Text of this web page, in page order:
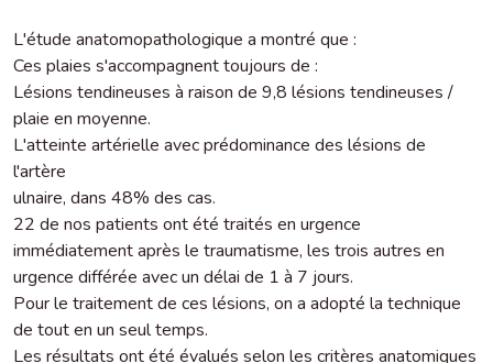
L'étude anatomopathologique a montré que :
Ces plaies s'accompagnent toujours de :
Lésions tendineuses à raison de 9,8 lésions tendineuses /
plaie en moyenne.
L'atteinte artérielle avec prédominance des lésions de
l'artère
ulnaire, dans 48% des cas.
22 de nos patients ont été traités en urgence
immédiatement après le traumatisme, les trois autres en
urgence différée avec un délai de 1 à 7 jours.
Pour le traitement de ces lésions, on a adopté la technique
de tout en un seul temps.
Les résultats ont été évalués selon les critères anatomiques